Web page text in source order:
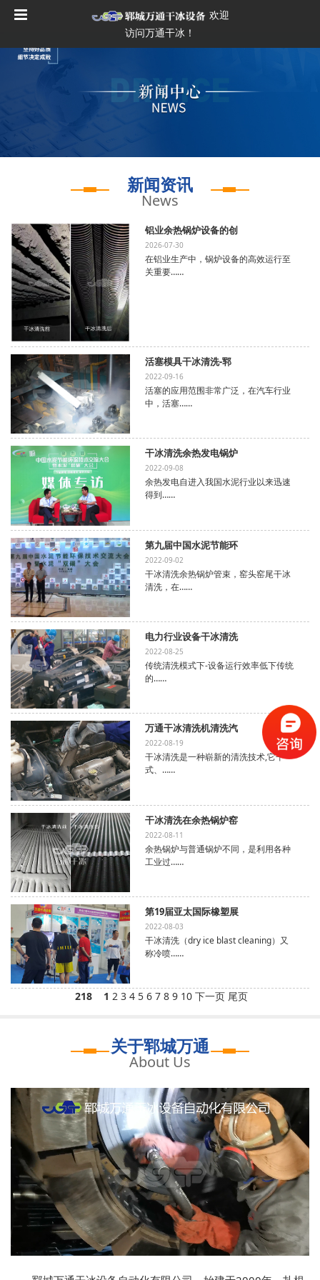
欢迎
访问万通干冰！
新闻资讯
News
铝业余热锅炉设备的创
2026-07-30
在铝业生产中，锅炉设备的高效运行至
关重要……
活塞模具干冰清洗-郓
2022-09-16
活塞的应用范围非常广泛，在汽车行业
中，活塞……
干冰清洗余热发电锅炉
2022-09-08
余热发电自进入我国水泥行业以来迅速
得到……
第九届中国水泥节能环
2022-09-02
干冰清洗余热锅炉管束，窑头窑尾干冰
清洗，在……
电力行业设备干冰清洗
2022-08-25
传统清洗模式下-设备运行效率低下传统
的……
万通干冰清洗机清洗汽
2022-08-19
干冰清洗是一种崭新的清洗技术,它干
式、……
干冰清洗在余热锅炉窑
2022-08-11
余热锅炉与普通锅炉不同，是利用各种
工业过……
第19届亚太国际橡塑展
2022-08-03
干冰清洗（dry ice blast cleaning）又
称冷喷……
218 1 2 3 4 5 6 7 8 9 10 下一页 尾页
关于郓城万通
About Us